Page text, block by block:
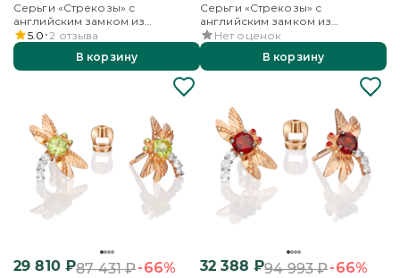
Серьги «Стрекозы» с
английским замком из
красного золота с аметистом и
эмалью
5.0 2 отзыва
В корзину
Серьги «Стрекозы» с
английским замком из
красного золота с гранатом и
эмалью
Нет оценок
В корзину
29 810₽87 431₽-66% 32 388 ₽94 993₽-66%